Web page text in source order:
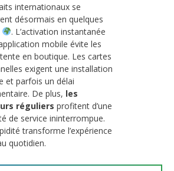
internationaux se
désormais en quelques
. L’activation instantanée
mobile évite les
en boutique. Les cartes
exigent une installation
et parfois un délai
De plus, les
réguliers profitent d’une
de service ininterrompue.
transforme l’expérience
quotidien.